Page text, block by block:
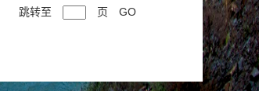
跳转至 页 GO